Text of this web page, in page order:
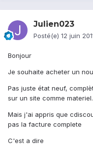
Julien023
Posté(e) 12 juin
Bonjour
Je souhaite acheter un
Pas juste état neuf,
sur un site comme
Mais j'ai appris que
pas la facture complete
C'est a dire